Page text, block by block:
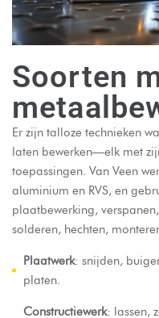
Soorten
Er zijn talloze technieken
laten bewerken—elk met
toepassingen. Van Veen
aluminium en RVS, en
plaatbewerking,
solderen, hechten,
Plaatwerk: snijden,
platen.
Constructiewerk: lassen,